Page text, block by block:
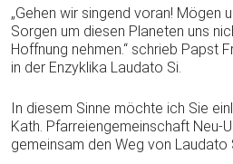
„Gehen wir singend voran! Mögen
Sorgen um diesen Planeten uns
Hoffnung nehmen.“ schrieb Papst
in der Enzyklika Laudato Si.
In diesem Sinne möchte ich Sie
Kath. Pfarreiengemeinschaft Neu-
gemeinsam den Weg von Laudato